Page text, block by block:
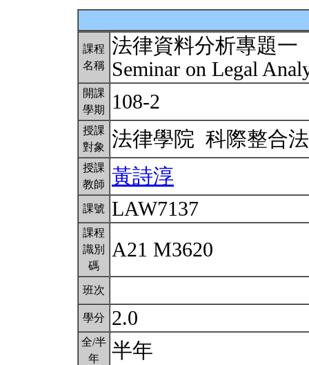
課程
名稱
法律資料分析專題一
Seminar on Legal
開課
學期
108-2
授課
對象
法律學院 科際整合
授課
教師
黃詩淳
課號 LAW7137
課程
識別
碼
A21 M3620
班次
學分 2.0
全/半
年
半年